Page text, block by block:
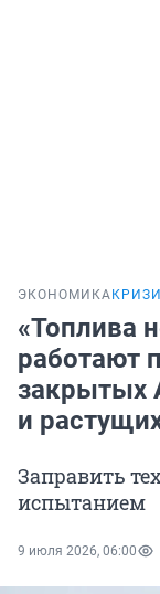
ЭКОНОМИКА
«Топлива
работают
закрытых
и
Заправить
испытанием
9 июля 2026, 06:00